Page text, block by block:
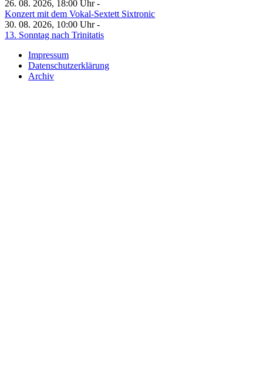
26. 08. 2026, 18:00 Uhr -
Konzert mit dem Vokal-Sextett Sixtronic
30. 08. 2026, 10:00 Uhr -
13. Sonntag nach Trinitatis
Impressum
Datenschutzerklärung
Archiv